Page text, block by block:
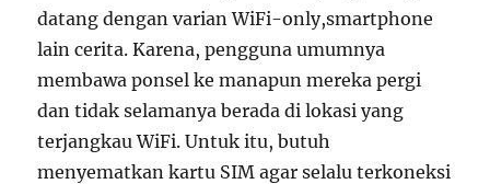
datang dengan varian WiFi-only,smartphone
lain cerita. Karena, pengguna umumnya
membawa ponsel ke manapun mereka pergi
dan tidak selamanya berada di lokasi yang
terjangkau WiFi. Untuk itu, butuh
menyematkan kartu SIM agar selalu terkoneksi